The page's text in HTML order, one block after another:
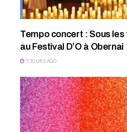
Tempo concert : Sous
au Festival D’O à Obernai
7 JOURS AGO